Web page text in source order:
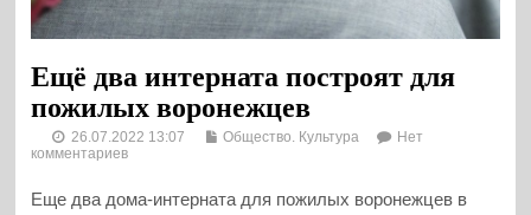
Ещё два интерната построят для
пожилых воронежцев
26.07.2022 13:07 Общество. Культура
Нет
комментариев
Еще два дома-интерната для пожилых воронежцев в